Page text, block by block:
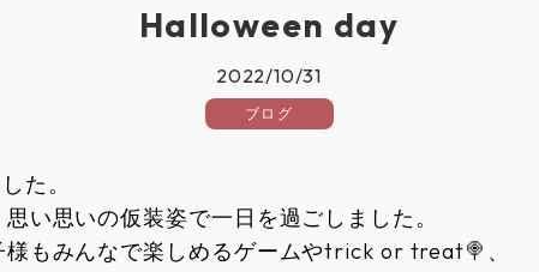
Halloween day
2022/10/31
ブログ
た。
い思いの仮装姿で一日を過ごしました。
もみんなで楽しめるゲームやtrick or treat🍭、